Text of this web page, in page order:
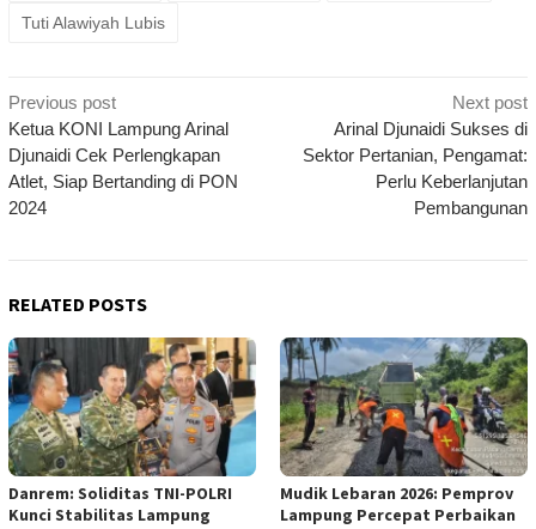
Tuti Alawiyah Lubis
Post
navigation
Previous post
Ketua KONI Lampung Arinal
Djunaidi Cek Perlengkapan
Atlet, Siap Bertanding di PON
2024
Next post
Arinal Djunaidi Sukses di
Sektor Pertanian, Pengamat:
Perlu Keberlanjutan
Pembangunan
RELATED POSTS
Danrem: Soliditas TNI-POLRI
Kunci Stabilitas Lampung
Mudik Lebaran 2026: Pemprov
Lampung Percepat Perbaikan